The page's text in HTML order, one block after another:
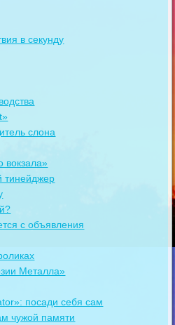
в секунду
слона
вокзала»
тинейджер
с объявления
Металла»
посади себя сам
чужой памяти